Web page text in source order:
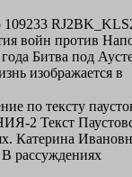
109233
войн против
Битва под
изображается в
по тексту
2 Текст
Катерина
рассуждениях